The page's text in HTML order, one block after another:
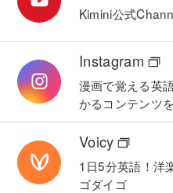
Kimini公式
Instagram
漫画で覚える英
かるコンテンツ
Voicy
1日5分英語！洋
ゴダイゴ